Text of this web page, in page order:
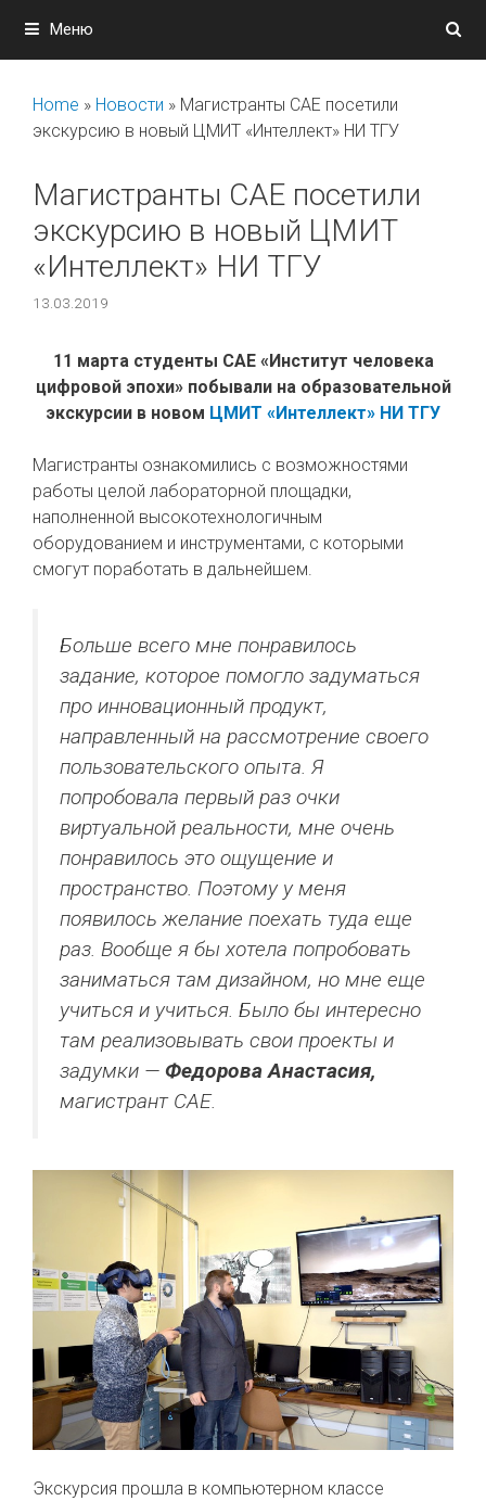
содержимому
Меню
Home » Новости » Магистранты САЕ посетили
экскурсию в новый ЦМИТ «Интеллект» НИ ТГУ
Магистранты САЕ посетили
экскурсию в новый ЦМИТ
«Интеллект» НИ ТГУ
13.03.2019
11 марта студенты САЕ «Институт человека
цифровой эпохи» побывали на образовательной
экскурсии в новом ЦМИТ «Интеллект» НИ ТГУ
Магистранты ознакомились с возможностями
работы целой лабораторной площадки,
наполненной высокотехнологичным
оборудованием и инструментами, с которыми
смогут поработать в дальнейшем.
Больше всего мне понравилось
задание, которое помогло задуматься
про инновационный продукт,
направленный на рассмотрение своего
пользовательского опыта. Я
попробовала первый раз очки
виртуальной реальности, мне очень
понравилось это ощущение и
пространство. Поэтому у меня
появилось желание поехать туда еще
раз. Вообще я бы хотела попробовать
заниматься там дизайном, но мне еще
учиться и учиться. Было бы интересно
там реализовывать свои проекты и
задумки — Федорова Анастасия,
магистрант САЕ.
Экскурсия прошла в компьютерном классе